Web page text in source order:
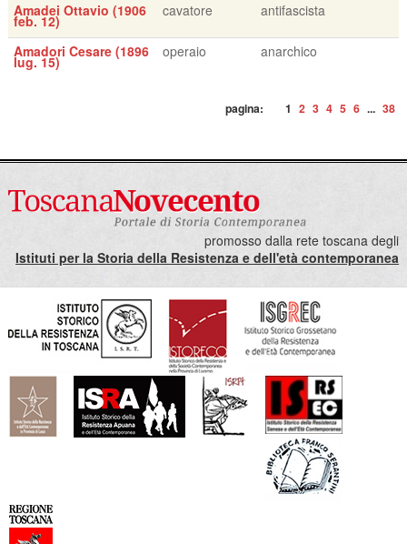
Amadei Ottavio (1906
feb. 12)
cavatore antifascista
Amadori Cesare (1896
lug. 15)
operaio anarchico
pagina: 1 2 3 4 5 6 ... 38
promosso dalla rete toscana degli
Istituti per la Storia della Resistenza e dell'età contemporanea